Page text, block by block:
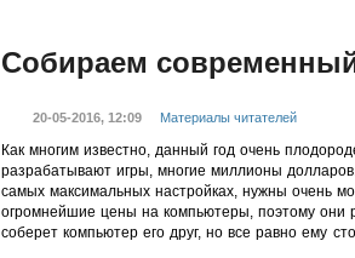
Собираем
20-05-2016, 12:09 Материалы читателей
Как многим известно, данный год очень
разрабатывают игры, многие миллионы
самых максимальных настройках, нужны очень
огромнейшие цены на компьютеры, поэтому они
соберет компьютер его друг, но все равно ему